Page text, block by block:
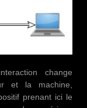
change
et la machine,
prenant ici le